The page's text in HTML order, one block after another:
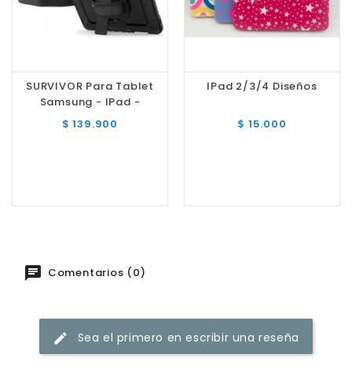
SURVIVOR Para Tablet
Samsung - IPad -
Lenovo - Huawei
Precio
$ 139.900
IPad 2/3/4 Diseños
Precio
$ 15.000
Comentarios (0)
Sea el primero en escribir una reseña